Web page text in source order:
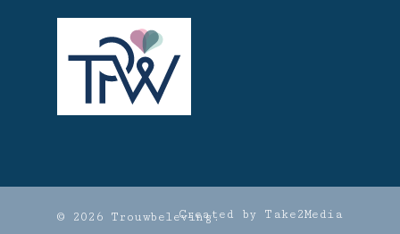
© 2026 Trouwbeleving.Created by Take2Media